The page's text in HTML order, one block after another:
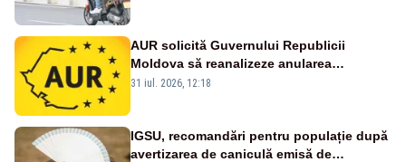
AUR solicită Guvernului Republicii
Moldova să reanalizeze anularea
concertului de Ziua Limbii Române
31 iul. 2026, 12:18
IGSU, recomandări pentru populație după
avertizarea de caniculă emisă de